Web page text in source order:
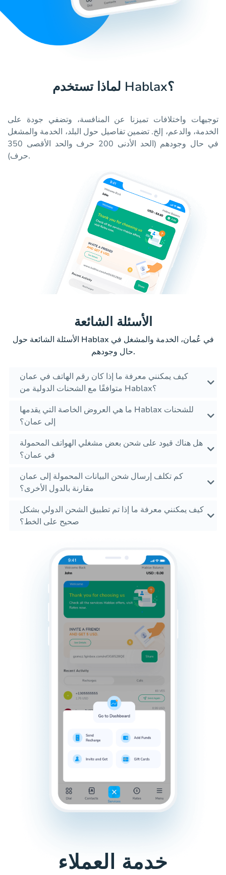
لماذا تستخدم Hablax؟
توجيهات واختلافات تميزنا عن المنافسة، وتضفي جودة على
الخدمة، والدعم، إلخ. تضمين تفاصيل حول البلد، الخدمة والمشغل
في حال وجودهم (الحد الأدنى 200 حرف والحد الأقصى 350
حرف).
الأسئلة الشائعة
الأسئلة الشائعة حول Hablax في عُمان، الخدمة والمشغل في
حال وجودهم.
كيف يمكنني معرفة ما إذا كان رقم الهاتف في عمان
متوافقًا مع الشحنات الدولية من Hablax؟
ما هي العروض الخاصة التي يقدمها Hablax للشحنات
إلى عمان؟
هل هناك قيود على شحن بعض مشغلي الهواتف المحمولة
في عمان؟
كم تكلف إرسال شحن البيانات المحمولة إلى عمان
مقارنة بالدول الأخرى؟
كيف يمكنني معرفة ما إذا تم تطبيق الشحن الدولي بشكل
صحيح على الخط؟
خدمة العملاء